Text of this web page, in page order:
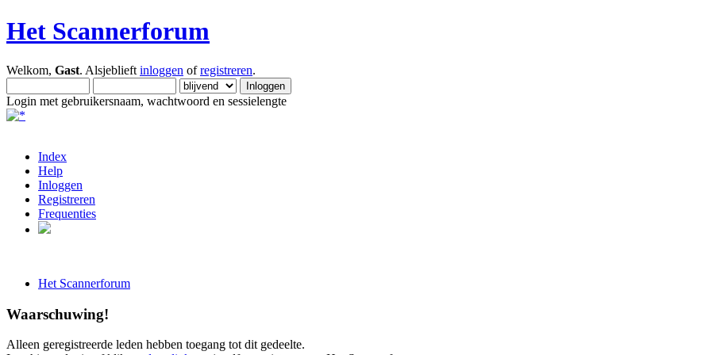
Het Scannerforum
Welkom, Gast. Alsjeblieft inloggen ofregistreren.
Login met gebruikersnaam, wachtwoord en sessielengte
Index
Help
Inloggen
Registreren
Frequenties
Het Scannerforum
Waarschuwing!
Alleen geregistreerde leden hebben toegang tot dit gedeelte.